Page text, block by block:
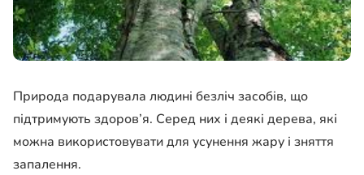
Природа подарувала людині безліч засобів, що
підтримують здоров’я. Серед них і деякі дерева, які
можна використовувати для усунення жару і зняття
запалення.